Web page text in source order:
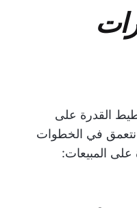
القدرة على
نتعمق في الخطوات
على المبيعات: